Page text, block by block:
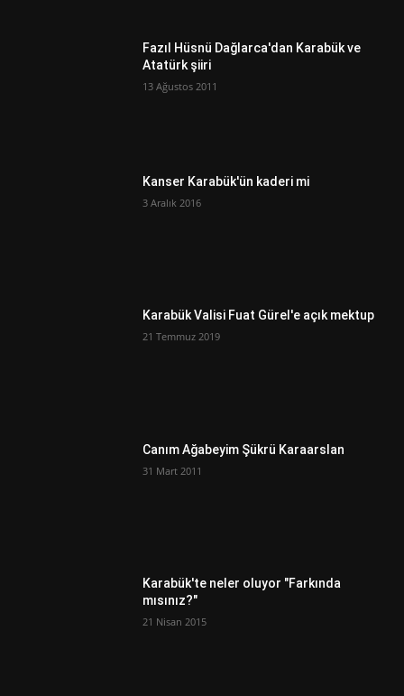
Fazıl Hüsnü Dağlarca'dan Karabük ve
Atatürk şiiri
13 Ağustos 2011
Kanser Karabük'ün kaderi mi
3 Aralık 2016
Karabük Valisi Fuat Gürel'e açık mektup
21 Temmuz 2019
Canım Ağabeyim Şükrü Karaarslan
31 Mart 2011
Karabük'te neler oluyor "Farkında
mısınız?"
21 Nisan 2015